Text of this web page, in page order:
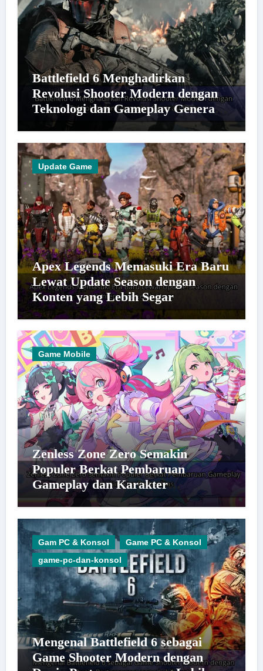
Battlefield 6 Menghadirkan
Revolusi Shooter Modern dengan
Teknologi dan Gameplay Generasi
Baru
Update Game
Apex Legends Memasuki Era Baru
Lewat Update Season dengan
Konten yang Lebih Segar
Game Mobile
Zenless Zone Zero Semakin
Populer Berkat Pembaruan
Gameplay dan Karakter
Berkualitas
Gam PC & Konsol
Game PC & Konsol
game-pc-dan-konsol
Mengenal Battlefield 6 sebagai
Game Shooter Modern dengan